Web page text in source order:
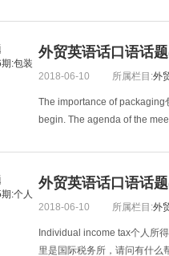
外贸英语话口语话
2018-06-10 所属栏目:外
The importance of packaging
begin. The agenda of the
外贸英语话口语话
2018-06-10 所属栏目:外
Individual income tax个人所
里是国际税务所，请问有什么